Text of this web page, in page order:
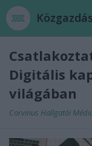
Digitális
világában
Corvinus Hallgatói